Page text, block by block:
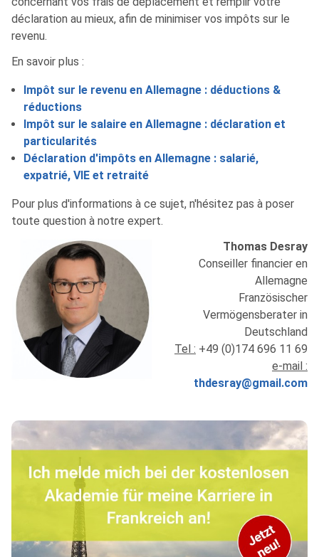
déclaration au mieux, afin de minimiser vos impôts sur le
revenu.
En savoir plus :
Impôt sur le revenu en Allemagne : déductions &
réductions
Impôt sur le salaire en Allemagne : déclaration et
particularités
Déclaration d'impôts en Allemagne : salarié,
expatrié, VIE et retraité
Pour plus d'informations à ce sujet, n'hésitez pas à poser
toute question à notre expert.
Thomas Desray
Conseiller financier en
Allemagne
Französischer
Vermögensberater in
Deutschland
Tel : +49 (0)174 696 11 69
e-mail :
thdesray@gmail.com